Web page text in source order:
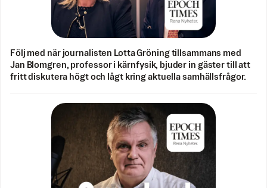
Följ med när journalisten Lotta Gröning tillsammans med
Jan Blomgren, professor i kärnfysik, bjuder in gäster till att
fritt diskutera högt och lågt kring aktuella samhällsfrågor.